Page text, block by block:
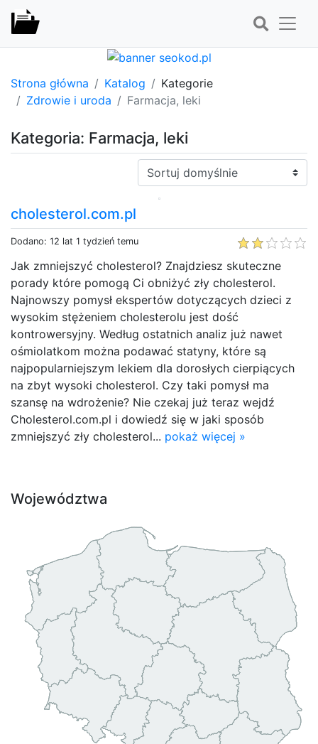
Strona główna Katalog
Kategorie
Zdrowie i uroda
Farmacja, leki
Kategoria: Farmacja, leki
Sortuj:
cholesterol.com.pl
Dodano: 12 lat 1 tydzień temu
Jak zmniejszyć cholesterol? Znajdziesz skuteczne
porady które pomogą Ci obniżyć zły cholesterol.
Najnowszy pomysł ekspertów dotyczących dzieci z
wysokim stężeniem cholesterolu jest dość
kontrowersyjny. Według ostatnich analiz już nawet
ośmiolatkom można podawać statyny, które są
najpopularniejszym lekiem dla dorosłych cierpiących
na zbyt wysoki cholesterol. Czy taki pomysł ma
szansę na wdrożenie? Nie czekaj już teraz wejdź
Cholesterol.com.pl i dowiedź się w jaki sposób
zmniejszyć zły cholesterol... pokaż więcej »
Województwa